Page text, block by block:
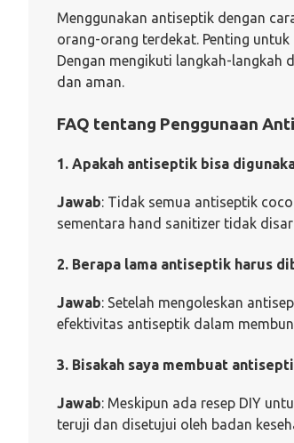
Menggunakan antiseptik dengan
orang-orang terdekat. Penting
Dengan mengikuti langkah-langkah
dan aman.
FAQ tentang Penggunaan
1. Apakah antiseptik bisa
Jawab: Tidak semua antiseptik
sementara hand sanitizer tidak
2. Berapa lama antiseptik harus
Jawab: Setelah mengoleskan
efektivitas antiseptik dalam
3. Bisakah saya membuat
Jawab: Meskipun ada resep DIY
teruji dan disetujui oleh badan